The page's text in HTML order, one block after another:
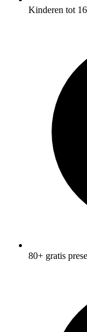
Kinderen tot
80+ gratis